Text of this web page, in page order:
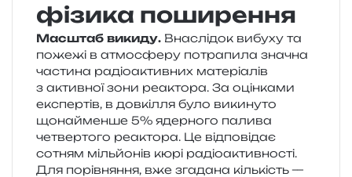
фізика поширення
Масштаб вики­ду. Внаслідок вибу­ху та
поже­жі в атмо­сфе­ру потра­пи­ла зна­чна
части­на радіо­актив­них мате­рі­а­лів
з актив­ної зони реакто­ра. За оцін­ка­ми
екс­пер­тів, в дов­кі­л­ля було вики­ну­то
щонай­мен­ше 5% ядер­но­го пали­ва
четвер­то­го реакто­ра. Це від­по­від­ає
сотням міль­йо­нів кюрі радіо­актив­но­сті.
Для порів­ня­н­ня, вже зга­да­на кіль­кість —